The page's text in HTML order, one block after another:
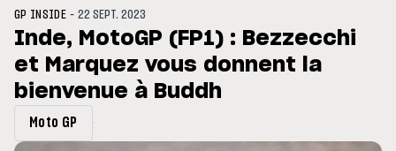
: Horaires et
du GP de Grande-
MOTO GP
Zarco évite l'opération et vise
retour en septembre
GP INSIDE -22 SEPT. 2023
Inde, MotoGP (FP1) : Bezzecchi
et Marquez vous donnent la
bienvenue à Buddh
Moto GP